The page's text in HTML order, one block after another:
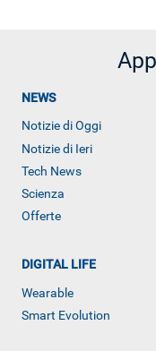
NEWS
Notizie di Oggi
Notizie di Ieri
Tech News
Scienza
Offerte
DIGITAL LIFE
Wearable
Smart Evolution